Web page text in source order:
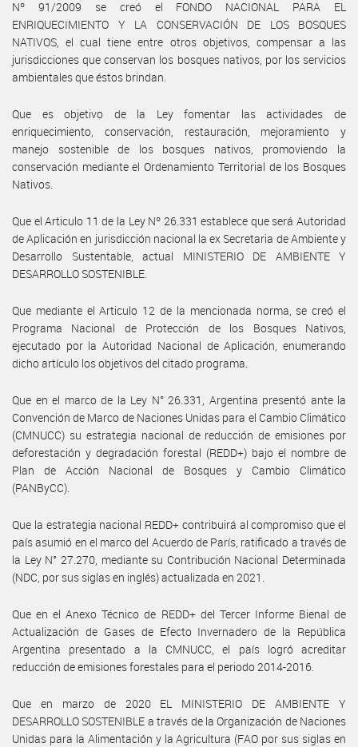
Nº 91/2009 se creó el FONDO NACIONAL PARA EL
ENRIQUECIMIENTO Y LA CONSERVACIÓN DE LOS BOSQUES
NATIVOS, el cual tiene entre otros objetivos, compensar a las
jurisdicciones que conservan los bosques nativos, por los servicios
ambientales que éstos brindan.
Que es objetivo de la Ley fomentar las actividades de
enriquecimiento, conservación, restauración, mejoramiento y
manejo sostenible de los bosques nativos, promoviendo la
conservación mediante el Ordenamiento Territorial de los Bosques
Nativos.
Que el Articulo 11 de la Ley Nº 26.331 establece que será Autoridad
de Aplicación en jurisdicción nacional la ex Secretaria de Ambiente y
Desarrollo Sustentable, actual MINISTERIO DE AMBIENTE Y
DESARROLLO SOSTENIBLE.
Que mediante el Articulo 12 de la mencionada norma, se creó el
Programa Nacional de Protección de los Bosques Nativos,
ejecutado por la Autoridad Nacional de Aplicación, enumerando
dicho artículo los objetivos del citado programa.
Que en el marco de la Ley N° 26.331, Argentina presentó ante la
Convención de Marco de Naciones Unidas para el Cambio Climático
(CMNUCC) su estrategia nacional de reducción de emisiones por
deforestación y degradación forestal (REDD+) bajo el nombre de
Plan de Acción Nacional de Bosques y Cambio Climático
(PANByCC).
Que la estrategia nacional REDD+ contribuirá al compromiso que el
país asumió en el marco del Acuerdo de París, ratificado a través de
la Ley N° 27.270, mediante su Contribución Nacional Determinada
(NDC, por sus siglas en inglés) actualizada en 2021.
Que en el Anexo Técnico de REDD+ del Tercer Informe Bienal de
Actualización de Gases de Efecto Invernadero de la República
Argentina presentado a la CMNUCC, el país logró acreditar
reducción de emisiones forestales para el periodo 2014-2016.
Que en marzo de 2020 EL MINISTERIO DE AMBIENTE Y
DESARROLLO SOSTENIBLE a través de la Organización de Naciones
Unidas para la Alimentación y la Agricultura (FAO por sus siglas en